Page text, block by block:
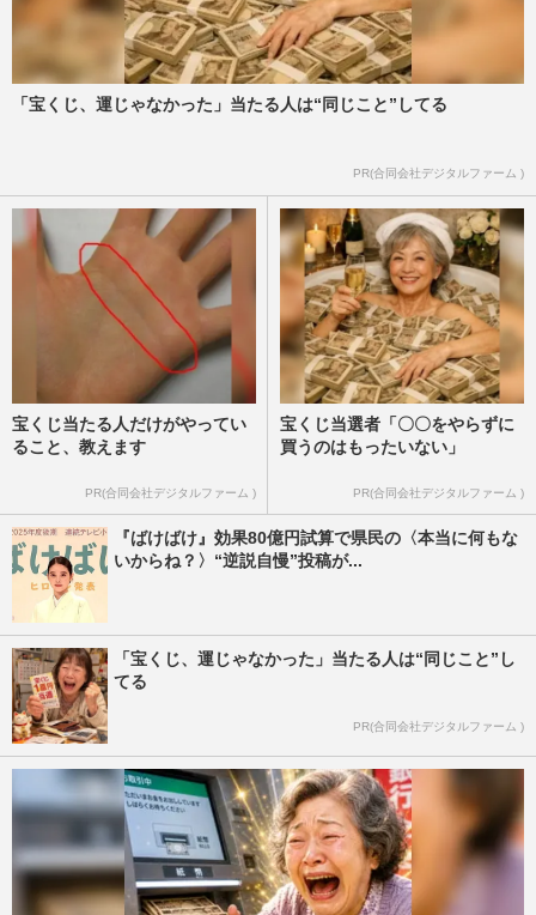
「宝くじ、運じゃなかった」当たる人は“同じこと”してる
PR(合同会社デジタルファーム )
宝くじ当たる人だけがやってい
ること、教えます
PR(合同会社デジタルファーム )
宝くじ当選者「〇〇をやらずに
買うのはもったいない」
PR(合同会社デジタルファーム )
『ばけばけ』効果80億円試算で県民の〈本当に何もな
いからね？〉“逆説自慢”投稿が...
「宝くじ、運じゃなかった」当たる人は“同じこと”し
てる
PR(合同会社デジタルファーム )